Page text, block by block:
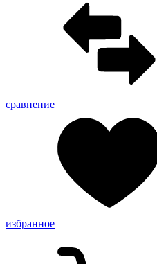
сравнение
избранное